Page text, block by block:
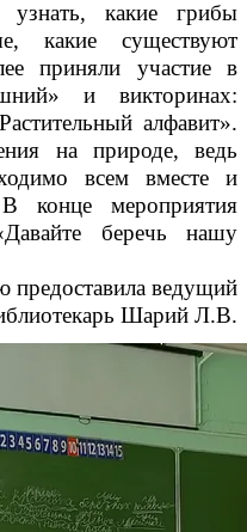
какие грибы
какие существуют
приняли участие в
и викторинах:
алфавит».
на природе, ведь
всем вместе и
конце мероприятия
беречь нашу
ведущий
Шарий Л.В.